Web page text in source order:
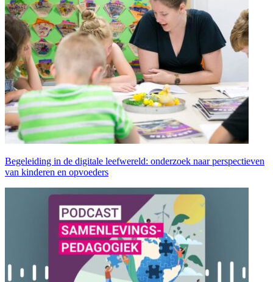
Begeleiding in de digitale leefwereld: onderzoek naar perspectieven
van kinderen en opvoeders